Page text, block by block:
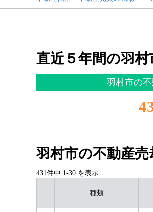
直近５年間の羽
羽村市の
羽村市の不動産
431件中 1-30 を表示
種類